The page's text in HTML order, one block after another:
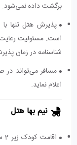
برگشت داده نمی‌شود.
پذیرش هتل تنها
است. مسئولیت
شناسنامه در زمان
مسافر می‌تواند در
اعلام نماید.
نیم بها هتل